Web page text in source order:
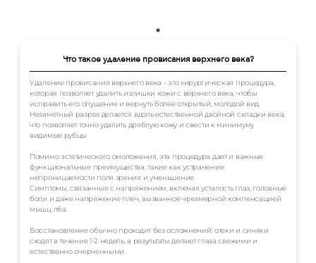
Что такое удаление провисания верхнего века?
Удаление провисания верхнего века - это хирургическая процедура,
которая позволяет удалить излишки кожи с верхнего века, чтобы
исправить его опущение и вернуть более открытый, молодой вид.
Незаметный разрез делается вдоль естественной двойной складки века,
что позволяет точно удалить дряблую кожу и свести к минимуму
видимые рубцы.
Помимо эстетического омоложения, эта процедура дает и важные
функциональные преимущества, такие как устранение
непроницаемости поля зрения и уменьшение
Симптомы, связанные с напряжением, включая усталость глаз, головные
боли и даже напряжение плеч, вызванное чрезмерной компенсацией
мышц лба.
Восстановление обычно проходит без осложнений: отеки и синяки
сходят в течение 1-2 недель, а результаты делают глаза свежими и
естественно очерченными.